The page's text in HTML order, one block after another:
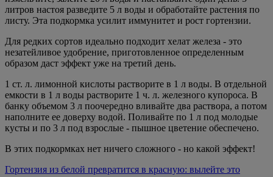
литров настоя разведите 5 л воды и обработайте растения по
листу. Эта подкормка усилит иммунитет и рост гортензии.
Для редких сортов идеально подходит хелат железа - это
незатейливое удобрение, приготовленное определенным
образом даст эффект уже на третий день.
1 ст. л. лимонной кислоты растворите в 1 л воды. В отдельной
емкости в 1 л воды растворите 1 ч. л. железного купороса. В
банку объемом 3 л поочередно вливайте два раствора, а потом
наполните ее доверху водой. Поливайте по 1 л под молодые
кусты и по 3 л под взрослые - пышное цветение обеспечено.
В этих подкормках нет ничего сложного - но какой эффект!
Гортензия из белой превратится в красную: вылейте это